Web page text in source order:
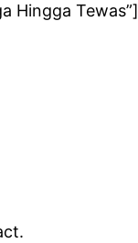
Hingga Tewas”]